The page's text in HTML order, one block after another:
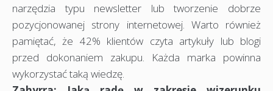
narzędzia typu newsletter lub tworzenie dobrze
pozycjonowanej strony internetowej. Warto również
pamiętać, że 42% klientów czyta artykuły lub blogi
przed dokonaniem zakupu. Każda marka powinna
wykorzystać taką wiedzę.